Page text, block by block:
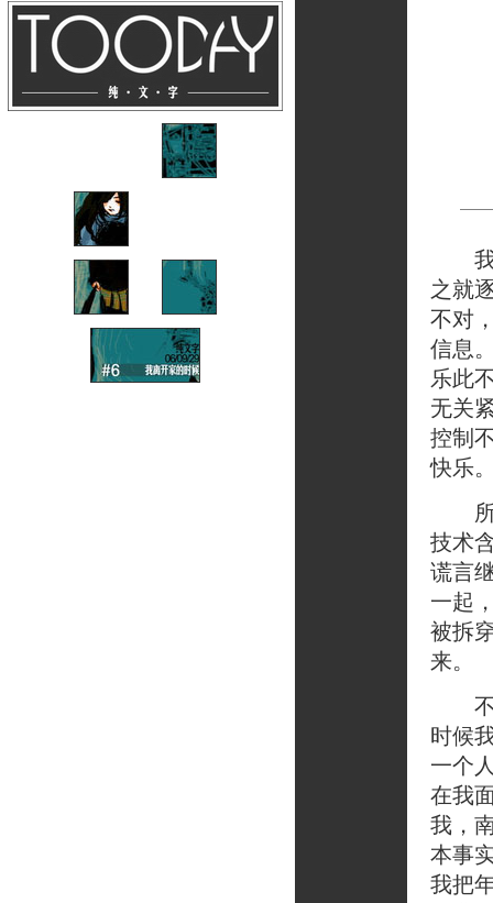
我
之就
不对
信息
乐此
无关
控制
快乐
所
技术
谎言
一起
被拆
来。
不
时候
一个
在我
我，
本事
我把